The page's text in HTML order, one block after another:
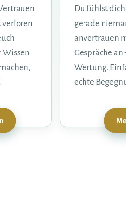
verloren
Wissen
Du fühlst
gerade
anvertrauen
Gespräche
Wertung.
echte